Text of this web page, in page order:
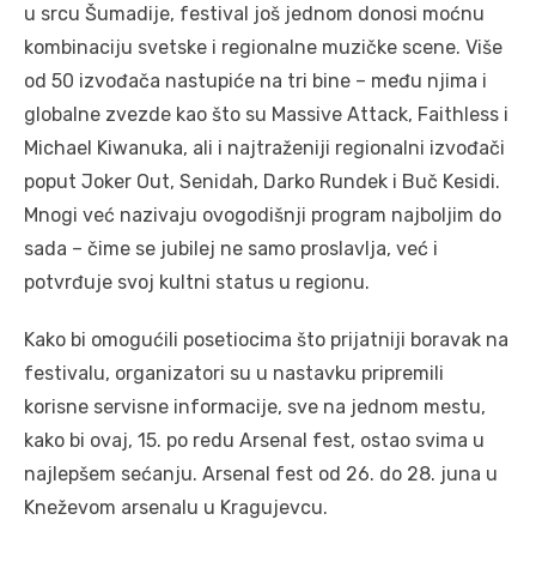
u srcu Šumadije, festival još jednom donosi moćnu
kombinaciju svetske i regionalne muzičke scene. Više
od 50 izvođača nastupiće na tri bine – među njima i
globalne zvezde kao što su Massive Attack, Faithless i
Michael Kiwanuka, ali i najtraženiji regionalni izvođači
poput Joker Out, Senidah, Darko Rundek i Buč Kesidi.
Mnogi već nazivaju ovogodišnji program najboljim do
sada – čime se jubilej ne samo proslavlja, već i
potvrđuje svoj kultni status u regionu.
Kako bi omogućili posetiocima što prijatniji boravak na
festivalu, organizatori su u nastavku pripremili
korisne servisne informacije, sve na jednom mestu,
kako bi ovaj, 15. po redu Arsenal fest, ostao svima u
najlepšem sećanju. Arsenal fest od 26. do 28. juna u
Kneževom arsenalu u Kragujevcu.